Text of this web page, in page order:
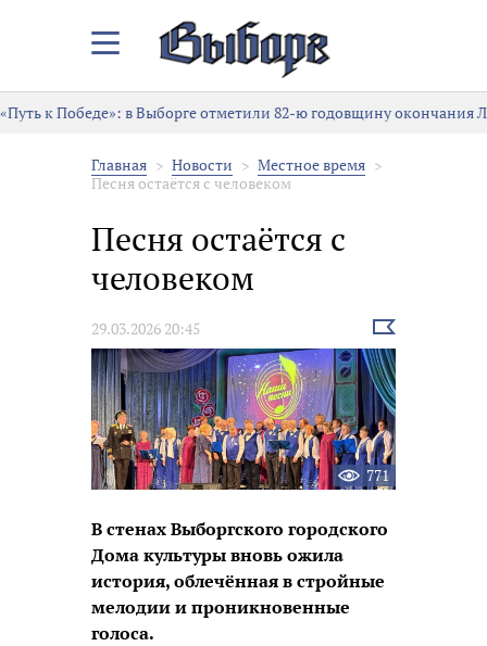
Закрыть/
меню
«Путь к Победе»: в Выборге отметили 82-ю годовщину окончания
Главная Новости
Местное время
Песня остаётся с человеком
Песня остаётся с
человеком
29.03.2026 20:45
Выбрать
новость
771
В стенах Выборгского городского
Дома культуры вновь ожила
история, облечённая в стройные
мелодии и проникновенные
голоса.